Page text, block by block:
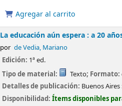
Agregar al carrito
La educación aún espera : a 20
por de Vedia, Mariano
Edición: 1ª ed.
Tipo de material:
Texto; Formato:
Detalles de publicación: Buenos Aires
Disponibilidad:Ítems disponibles